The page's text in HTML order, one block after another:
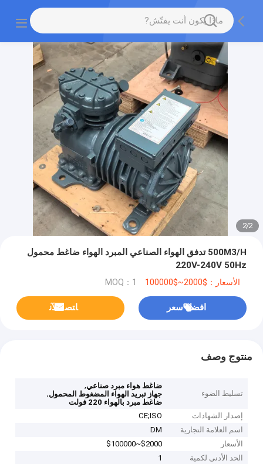
2
/
2
500M3/H تدفق الهواء الصناعي المبرد الهواء ضاغط محمول
220V-240V 50Hz
الأسعار：$2000~$100000 MOQ：1
افضل سعر ﺎﺘﺼﻟ ﺍﻶﻧ
منتوج وصف
تسليط الضوء
ضاغط هواء مبرد صناعي,
جهاز تبريد الهواء المضغوط المحمول,
ضاغط مبرد بالهواء 220 فولت
إصدار الشهادات
CE;ISO
اسم العلامة التجارية
DM
الأسعار
$2000~$100000
الحد الأدنى لكمية
1